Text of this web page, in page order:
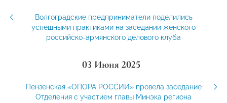
Волгоградские предприниматели поделились
успешными практиками на заседании женского
российско-армянского делового клуба
03 Июня 2025
Пензенская «ОПОРА РОССИИ» провела заседание
Отделения с участием главы Минэка региона